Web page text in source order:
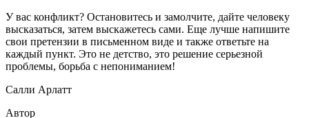
У вас конфликт? Остановитесь и замолчите, дайте человеку
высказаться, затем выскажетесь сами. Еще лучше напишите
свои претензии в письменном виде и также ответьте на
каждый пункт. Это не детство, это решение серьезной
проблемы, борьба с непониманием!
Салли Арлатт
Автор